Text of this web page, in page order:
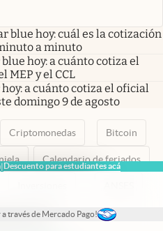
|Descuento para estudiantes acá
través de Mercado Pago!
blue hoy: cuál es la cotización
a minuto
hoy: a cuánto cotiza el
MEP y el CCL
a cuánto cotiza el oficial
domingo 9 de agosto
Criptomonedas Bitcoin
Calendario de feriados
en nueva pestaña
en nueva pestaña
abre en nueva pestaña
abre en nueva pestaña
abre en nueva pestaña